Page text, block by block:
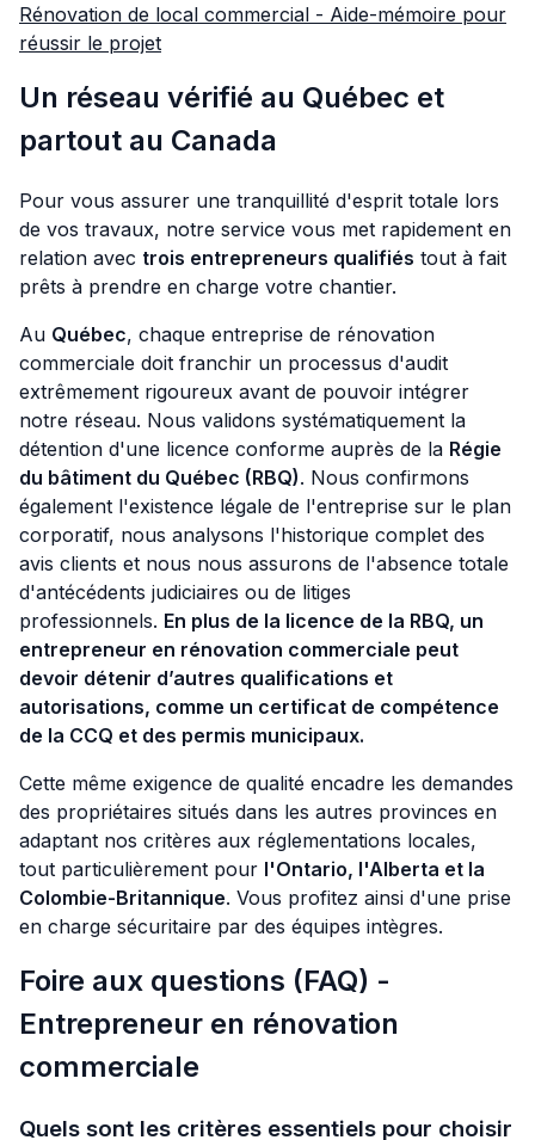
Rénovation de local commercial - Aide-mémoire pour
réussir le projet
Un réseau vérifié au Québec et
partout au Canada
Pour vous assurer une tranquillité d'esprit totale lors
de vos travaux, notre service vous met rapidement en
relation avec trois entrepreneurs qualifiés tout à fait
prêts à prendre en charge votre chantier.
Au Québec, chaque entreprise de rénovation
commerciale doit franchir un processus d'audit
extrêmement rigoureux avant de pouvoir intégrer
notre réseau. Nous validons systématiquement la
détention d'une licence conforme auprès de la Régie
du bâtiment du Québec (RBQ). Nous confirmons
également l'existence légale de l'entreprise sur le plan
corporatif, nous analysons l'historique complet des
avis clients et nous nous assurons de l'absence totale
d'antécédents judiciaires ou de litiges
professionnels. En plus de la licence de la RBQ, un
entrepreneur en rénovation commerciale peut
devoir détenir d’autres qualifications et
autorisations, comme un certificat de compétence
de la CCQ et des permis municipaux.
Cette même exigence de qualité encadre les demandes
des propriétaires situés dans les autres provinces en
adaptant nos critères aux réglementations locales,
tout particulièrement pour l'Ontario, l'Alberta et la
Colombie-Britannique. Vous profitez ainsi d'une prise
en charge sécuritaire par des équipes intègres.
Foire aux questions (FAQ) -
Entrepreneur en rénovation
commerciale
Quels sont les critères essentiels pour choisir